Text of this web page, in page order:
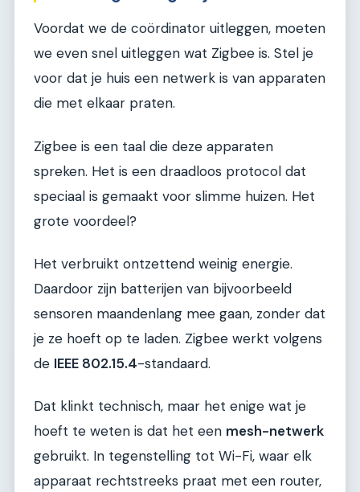
Voordat we de coördinator uitleggen, moeten
we even snel uitleggen wat Zigbee is. Stel je
voor dat je huis een netwerk is van apparaten
die met elkaar praten.
Zigbee is een taal die deze apparaten
spreken. Het is een draadloos protocol dat
speciaal is gemaakt voor slimme huizen. Het
grote voordeel?
Het verbruikt ontzettend weinig energie.
Daardoor zijn batterijen van bijvoorbeeld
sensoren maandenlang mee gaan, zonder dat
je ze hoeft op te laden. Zigbee werkt volgens
de IEEE 802.15.4-standaard.
Dat klinkt technisch, maar het enige wat je
hoeft te weten is dat het een mesh-netwerk
gebruikt. In tegenstelling tot Wi-Fi, waar elk
apparaat rechtstreeks praat met een router,